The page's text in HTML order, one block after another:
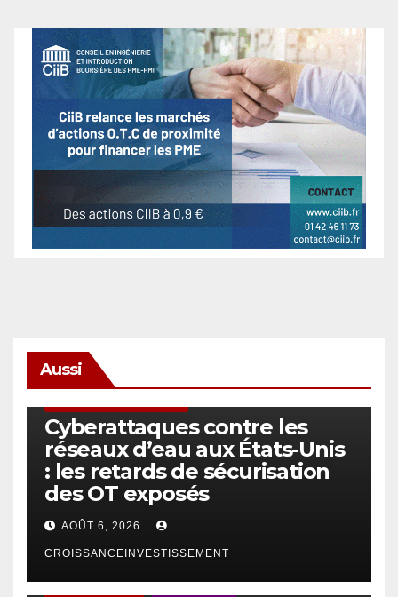
Aussi
Cyberattaques contre les
réseaux d’eau aux États-Unis
: les retards de sécurisation
des OT exposés
AOÛT 6, 2026
CROISSANCEINVESTISSEMENT